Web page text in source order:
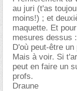
au juri (t'as
moins!) ; et
maquette. Et
mesures dessus
D'où peut-être
Mais à voir. Si
peut en faire un
profs.
Draune